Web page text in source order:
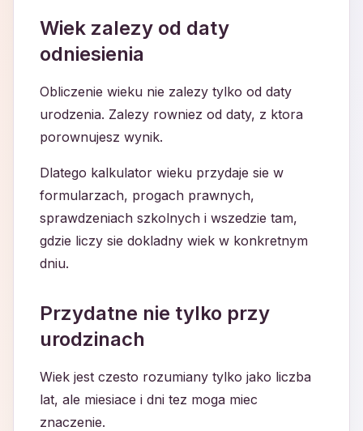
Wiek zalezy od daty
odniesienia
Obliczenie wieku nie zalezy tylko od daty
urodzenia. Zalezy rowniez od daty, z ktora
porownujesz wynik.
Dlatego kalkulator wieku przydaje sie w
formularzach, progach prawnych,
sprawdzeniach szkolnych i wszedzie tam,
gdzie liczy sie dokladny wiek w konkretnym
dniu.
Przydatne nie tylko przy
urodzinach
Wiek jest czesto rozumiany tylko jako liczba
lat, ale miesiace i dni tez moga miec
znaczenie.